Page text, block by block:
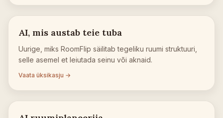
AI, mis austab teie tuba
Uurige, miks RoomFlip säilitab tegeliku ruumi struktuuri,
selle asemel et leiutada seinu või aknaid.
Vaata üksikasju →